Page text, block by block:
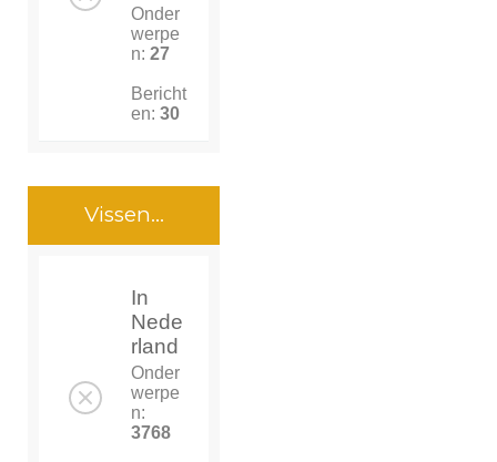
Onder
werpe
n: 27
Bericht
en: 30
Vissen...
In
Nede
rland
Onder
werpe
n:
3768